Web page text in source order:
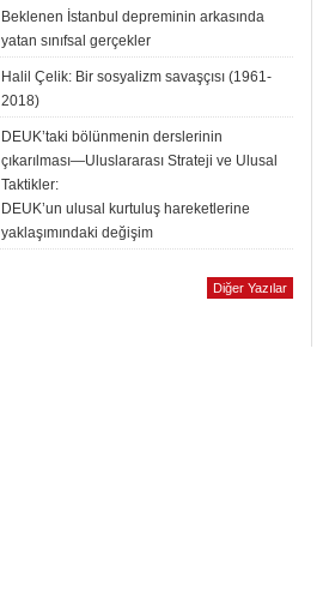
Beklenen İstanbul depreminin arkasında
yatan sınıfsal gerçekler
Halil Çelik: Bir sosyalizm savaşçısı (1961-
2018)
DEUK’taki bölünmenin derslerinin
çıkarılması—Uluslararası Strateji ve Ulusal
Taktikler:
DEUK’un ulusal kurtuluş hareketlerine
yaklaşımındaki değişim
Diğer Yazılar